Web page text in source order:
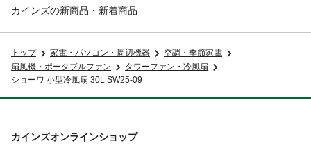
カインズの新商品・新着商品
トップ 家電・パソコン・周辺機器
空調・季節家電
扇風機・ポータブルファン
タワーファン・冷風扇
ショーワ 小型冷風扇 30L SW25-09
カインズオンラインショップ